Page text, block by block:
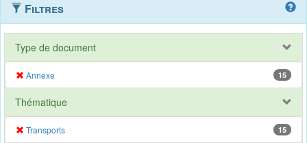
Filtres
Type de document
Annexe 15
Thématique
Transports 15